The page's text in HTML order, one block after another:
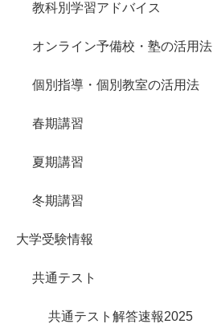
教科別学習アドバイス
オンライン予備校・塾の活用法
個別指導・個別教室の活用法
春期講習
夏期講習
冬期講習
大学受験情報
共通テスト
共通テスト解答速報2025